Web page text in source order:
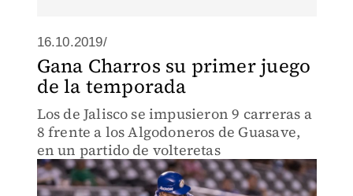
16.10.2019/
Gana Charros su primer juego
de la temporada
Los de Jalisco se impusieron 9 carreras a
8 frente a los Algodoneros de Guasave,
en un partido de volteretas